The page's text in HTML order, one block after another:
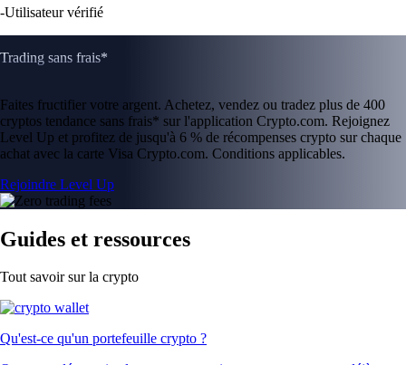
-Utilisateur vérifié
Trading sans frais*
Faites fructifier votre argent. Achetez, vendez ou tradez plus de 400
cryptos tendance sans frais* sur l'application Crypto.com. Rejoignez
Level Up et profitez de jusqu'à 6 % de récompenses crypto sur chaque
achat avec la carte Visa Crypto.com. Conditions applicables.
Rejoindre Level Up
Guides et ressources
Tout savoir sur la crypto
Qu'est-ce qu'un portefeuille crypto ?